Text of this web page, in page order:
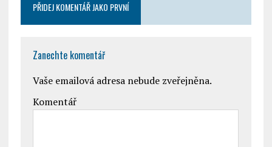
PŘIDEJ KOMENTÁŘ JAKO PRVNÍ
Zanechte komentář
Vaše emailová adresa nebude zveřejněna.
Komentář